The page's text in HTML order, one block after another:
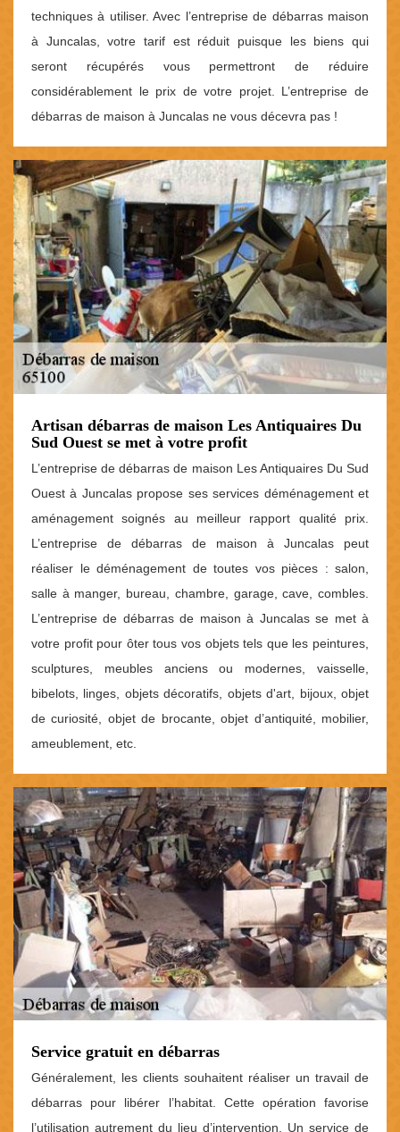
techniques à utiliser. Avec l’entreprise de débarras maison
à Juncalas, votre tarif est réduit puisque les biens qui
seront récupérés vous permettront de réduire
considérablement le prix de votre projet. L’entreprise de
débarras de maison à Juncalas ne vous décevra pas !
Artisan débarras de maison Les Antiquaires Du
Sud Ouest se met à votre profit
L’entreprise de débarras de maison Les Antiquaires Du Sud
Ouest à Juncalas propose ses services déménagement et
aménagement soignés au meilleur rapport qualité prix.
L’entreprise de débarras de maison à Juncalas peut
réaliser le déménagement de toutes vos pièces : salon,
salle à manger, bureau, chambre, garage, cave, combles.
L’entreprise de débarras de maison à Juncalas se met à
votre profit pour ôter tous vos objets tels que les peintures,
sculptures, meubles anciens ou modernes, vaisselle,
bibelots, linges, objets décoratifs, objets d'art, bijoux, objet
de curiosité, objet de brocante, objet d’antiquité, mobilier,
ameublement, etc.
Service gratuit en débarras
Généralement, les clients souhaitent réaliser un travail de
débarras pour libérer l’habitat. Cette opération favorise
l’utilisation autrement du lieu d’intervention. Un service de